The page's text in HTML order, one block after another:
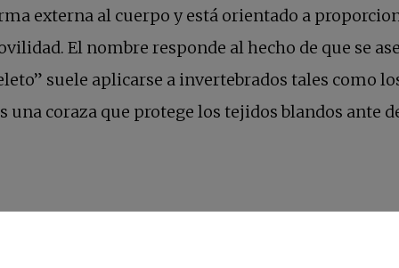
externa al cuerpo y está orientado a
El nombre responde al hecho de que se
suele aplicarse a invertebrados tales como
una coraza que protege los tejidos blandos ante